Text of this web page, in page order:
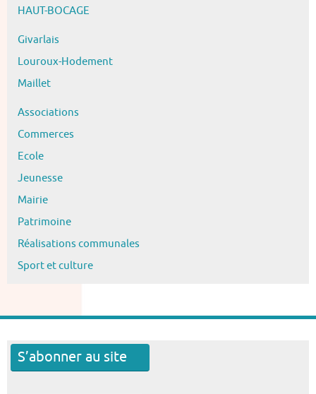
HAUT-BOCAGE
Givarlais
Louroux-Hodement
Maillet
Associations
Commerces
Ecole
Jeunesse
Mairie
Patrimoine
Réalisations communales
Sport et culture
S’abonner au site